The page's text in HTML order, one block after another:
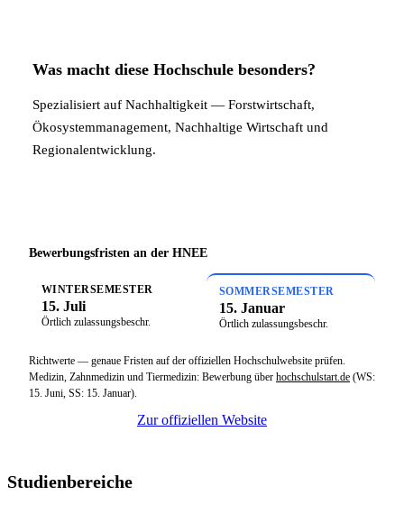
Was macht diese Hochschule besonders?
Spezialisiert auf Nachhaltigkeit — Forstwirtschaft,
Ökosystemmanagement, Nachhaltige Wirtschaft und
Regionalentwicklung.
Bewerbungsfristen an der HNEE
WINTERSEMESTER
15. Juli
Örtlich zulassungsbeschr.
SOMMERSEMESTER
15. Januar
Örtlich zulassungsbeschr.
Richtwerte — genaue Fristen auf der offiziellen Hochschulwebsite prüfen.
Medizin, Zahnmedizin und Tiermedizin: Bewerbung über hochschulstart.de (WS:
15. Juni, SS: 15. Januar).
Zur offiziellen Website
Studienbereiche